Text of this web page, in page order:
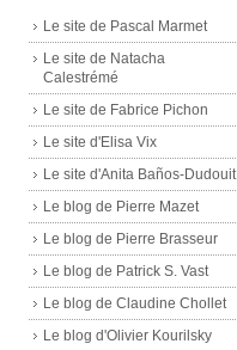
Le site de Pascal Marmet
Le site de Natacha
Calestrémé
Le site de Fabrice Pichon
Le site d'Elisa Vix
Le site d'Anita Baños-Dudouit
Le blog de Pierre Mazet
Le blog de Pierre Brasseur
Le blog de Patrick S. Vast
Le blog de Claudine Chollet
Le blog d'Olivier Kourilsky